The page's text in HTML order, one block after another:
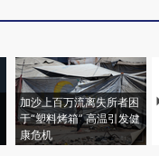
加沙上百万流离失所者困
于“塑料烤箱” 高温引发健
康危机